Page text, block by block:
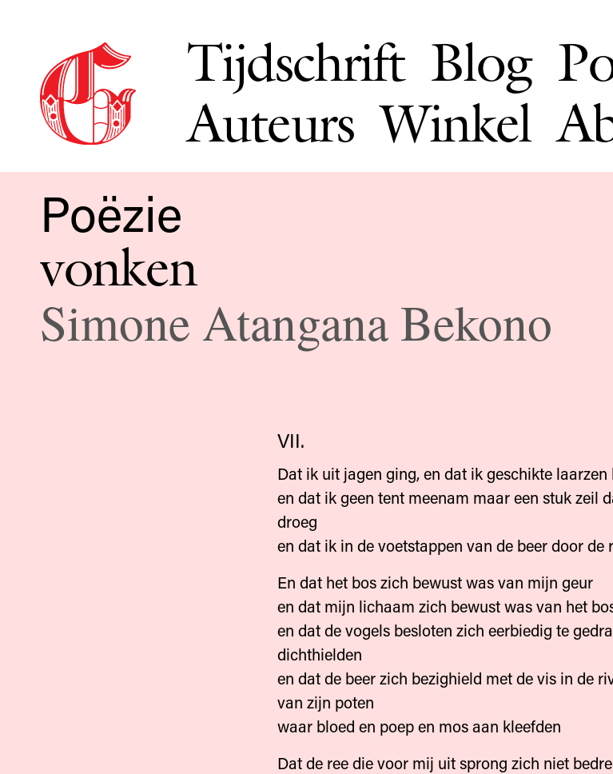
Tijdschrift Blog
Auteurs Winkel
Poëzie
vonken
Simone Atangana Bekono
VII.
Dat ik uit jagen ging, en dat ik geschikte
en dat ik geen tent meenam maar een stuk zeil
droeg
en dat ik in de voetstappen van de beer door de
En dat het bos zich bewust was van mijn geur
en dat mijn lichaam zich bewust was van het
en dat de vogels besloten zich eerbiedig te
dichthielden
en dat de beer zich bezighield met de vis in de
van zijn poten
waar bloed en poep en mos aan kleefden
Dat de ree die voor mij uit sprong zich niet